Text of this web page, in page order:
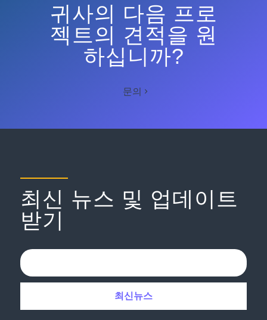
귀사의 다음 프로
젝트의 견적을 원
하십니까?
문의
최신 뉴스 및 업데이트
받기